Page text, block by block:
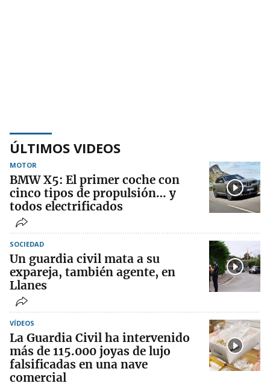
ÚLTIMOS VIDEOS
MOTOR
BMW X5: El primer coche con
cinco tipos de propulsión… y
todos electrificados
SOCIEDAD
Un guardia civil mata a su
expareja, también agente, en
Llanes
VÍDEOS
La Guardia Civil ha intervenido
más de 115.000 joyas de lujo
falsificadas en una nave
comercial